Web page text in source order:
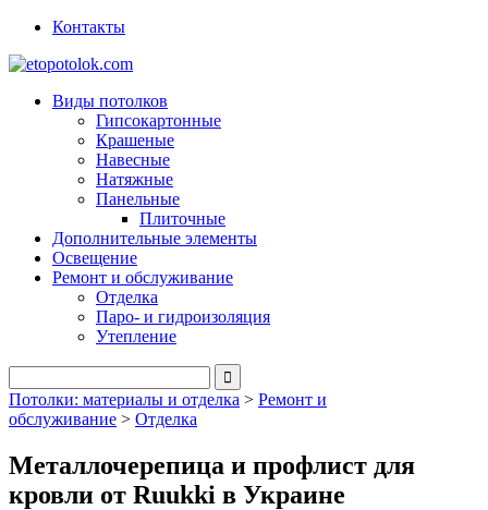
Контакты
Виды потолков
Гипсокартонные
Крашеные
Навесные
Натяжные
Панельные
Плиточные
Дополнительные элементы
Освещение
Ремонт и обслуживание
Отделка
Паро- и гидроизоляция
Утепление
Потолки: материалы и отделка > Ремонт и
обслуживание > Отделка
Металлочерепица и профлист для
кровли от Ruukki в Украине